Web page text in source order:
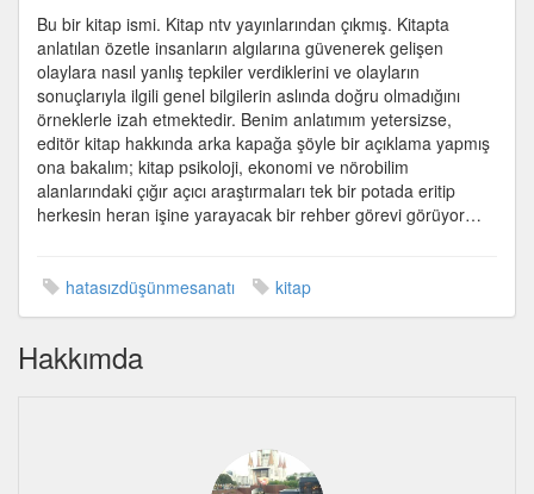
sanatı
için
Bu bir kitap ismi. Kitap ntv yayınlarından çıkmış. Kitapta
anlatılan özetle insanların algılarına güvenerek gelişen
olaylara nasıl yanlış tepkiler verdiklerini ve olayların
sonuçlarıyla ilgili genel bilgilerin aslında doğru olmadığını
örneklerle izah etmektedir. Benim anlatımım yetersizse,
editör kitap hakkında arka kapağa şöyle bir açıklama yapmış
ona bakalım; kitap psikoloji, ekonomi ve nörobilim
alanlarındaki çığır açıcı araştırmaları tek bir potada eritip
herkesin heran işine yarayacak bir rehber görevi görüyor…
hatasızdüşünmesanatı kitap
Hakkımda